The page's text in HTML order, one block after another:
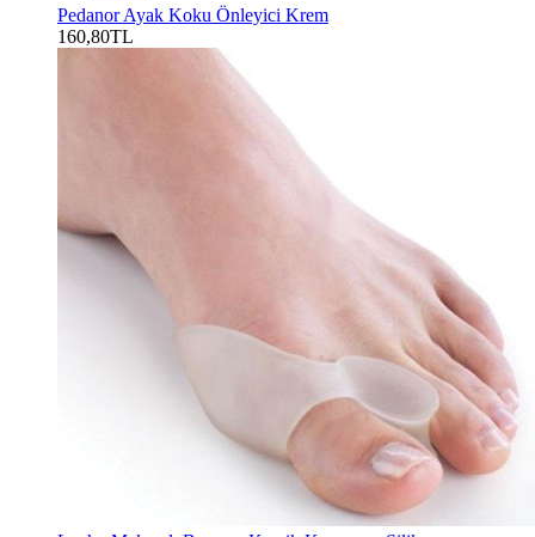
Pedanor Ayak Koku Önleyici Krem
160,80TL